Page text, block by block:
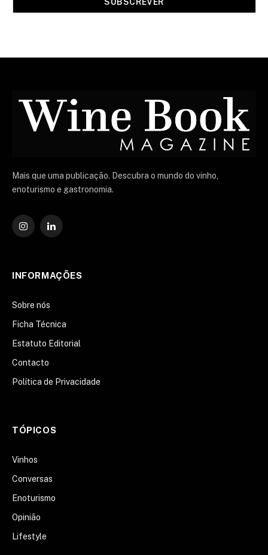
Mais que uma publicação. Descubra o mundo do vinho,
enoturismo e gastronomia.
Instagram
O
INFORMAÇÕES
Sobre nós
Ficha Técnica
Estatuto Editorial
Contacto
Política de Privacidade
TÓPICOS
Vinhos
Conversas
Enoturismo
Opinião
Lifestyle